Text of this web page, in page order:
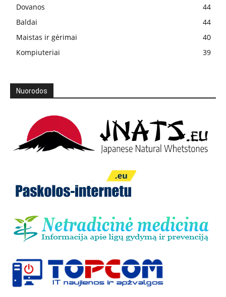
Dovanos
44
Baldai
44
Maistas ir gėrimai
40
Kompiuteriai
39
Nuorodos